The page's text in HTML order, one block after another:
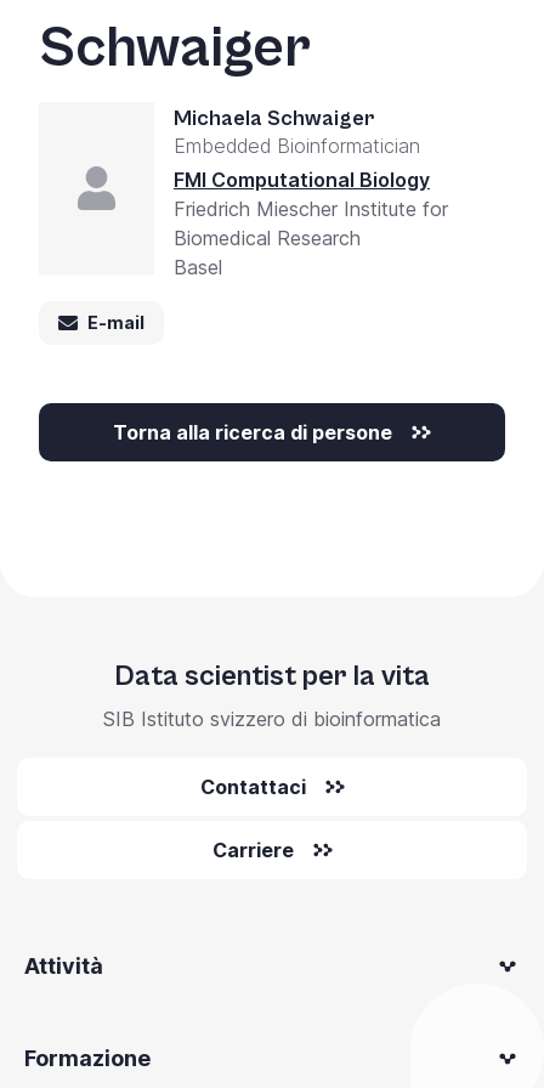
Schwaiger
Michaela Schwaiger
Embedded Bioinformatician
FMI Computational Biology
Friedrich Miescher Institute for
Biomedical Research
Basel
E-mail
Torna alla ricerca di persone
Data scientist per la vita
SIB Istituto svizzero di bioinformatica
Contattaci
Carriere
Attività
Formazione